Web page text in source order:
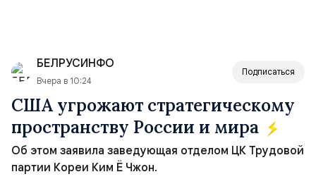
БЕЛРУСИНФО
Вчера в 10:24
Подписаться
США угрожают стратегическому
пространству России и мира
Об этом заявила заведующая отделом ЦК Трудовой
партии Кореи Ким Ё Чжон.